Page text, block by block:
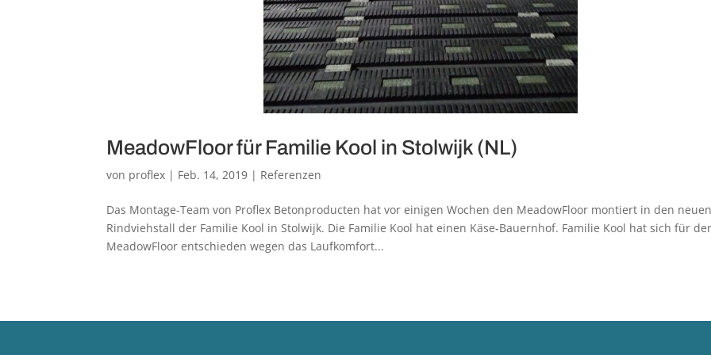
MeadowFloor für Familie Kool in Stolwijk (NL)
von proflex | Feb. 14, 2019 | Referenzen
Das Montage-Team von Proflex Betonproducten hat vor einigen Wochen den MeadowFloor montiert in den
Rindviehstall der Familie Kool in Stolwijk. Die Familie Kool hat einen Käse-Bauernhof. Familie Kool hat sich für
MeadowFloor entschieden wegen das Laufkomfort...